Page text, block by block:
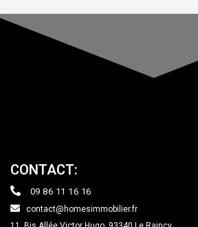
CONTACT:
09 86 11 16 16
contact@homesimmobilier.fr